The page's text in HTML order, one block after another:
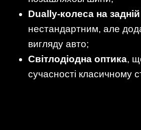
Dually-колеса на задній
нестандартним, але
вигляду авто;
Світлодіодна оптика,
сучасності класичному